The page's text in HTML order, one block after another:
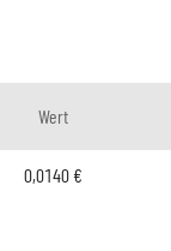
Wert
0,0140€